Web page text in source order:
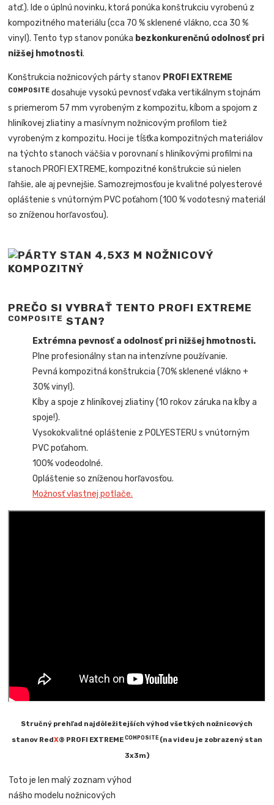
atď.). Ide o úplnú novinku, ktorá ponúka konštrukciu vyrobenú z
kompozitného materiálu (cca 70 % sklenené vlákno, cca 30 %
vinyl). Tento typ stanov ponúka bezkonkurenčnú odolnosť pri
nižšej hmotnosti.
Konštrukcia nožnicových párty stanov PROFI EXTREME
COMPOSITE dosahuje vysokú pevnosť vďaka vertikálnym stojnám
s priemerom 57 mm vyrobeným z kompozitu, kĺbom a spojom z
hliníkovej zliatiny a masívnym nožnicovým profilom tiež
vyrobeným z kompozitu. Hoci je tĺšťka kompozitných materiálov
na týchto stanoch väčšia v porovnaní s hliníkovými profilmi na
stanoch PROFI EXTREME, kompozitné konštrukcie sú nielen
ľahšie, ale aj pevnejšie. Samozrejmosťou je kvalitné polyesterové
opláštenie s vnútorným PVC poťahom (100 % vodotesný materiál
so zníženou horľavosťou).
PREČO SI VYBRAŤ TENTO PROFI EXTREME
COMPOSITE STAN?
Extrémna pevnosť a odolnosť pri nižšej hmotnosti.
Plne profesionálny stan na intenzívne používanie.
Pevná kompozitná konštrukcia (70% sklenené vlákno +
30% vinyl).
Kĺby a spoje z hliníkovej zliatiny (10 rokov záruka na kĺby a
spoje!).
Vysokokvalitné opláštenie z POLYESTERU s vnútorným
PVC poťahom.
100% vodeodolné.
Opláštenie so zníženou horľavosťou.
Možnosť vlastnej potlače.
Stručný prehľad najdôležitejších výhod všetkých nožnicových
stanov Red X® PROFI EXTREME COMPOSITE(na videu je zobrazený stan
3x3m)
Toto je len malý zoznam výhod
nášho modelu nožnicových